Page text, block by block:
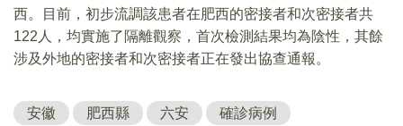
西。目前，初步流調該患者在肥西的密接者和次密接者共
122人，均實施了隔離觀察，首次檢測結果均為陰性，其餘
涉及外地的密接者和次密接者正在發出協查通報。
安徽 肥西縣 六安 確診病例